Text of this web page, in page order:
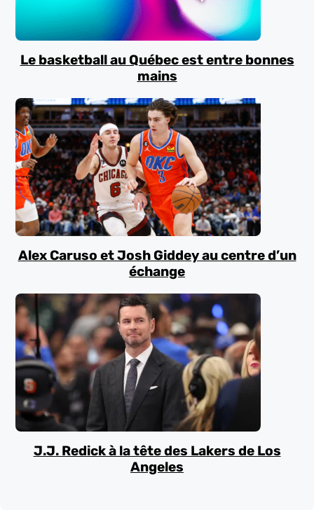
Le basketball au Québec est entre bonnes
mains
Alex Caruso et Josh Giddey au centre d’un
échange
J.J. Redick à la tête des Lakers de Los
Angeles